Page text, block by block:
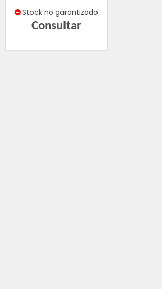
Stock no garantizado
Consultar